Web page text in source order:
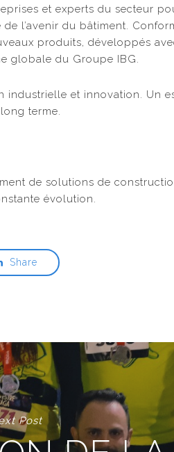
et experts du secteur
l’avenir du bâtiment.
produits, développés
globale du Groupe IBG.
industrielle et innovation. Un
terme.
de solutions de
évolution.
Share
Post